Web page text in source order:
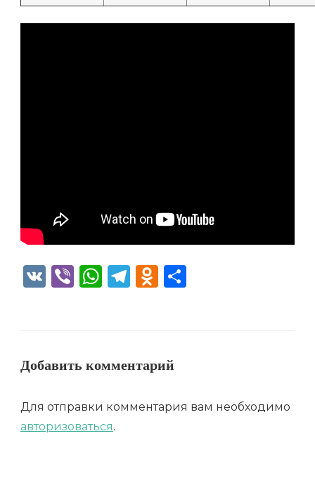
VK ViberWhatsApp
Telegram
Odnoklassniki
Добавить комментарий
Для отправки комментария вам необходимо
авторизоваться.